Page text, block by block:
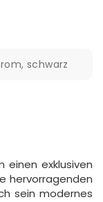
schwarz
einen exklusiven
hervorragenden
sein modernes